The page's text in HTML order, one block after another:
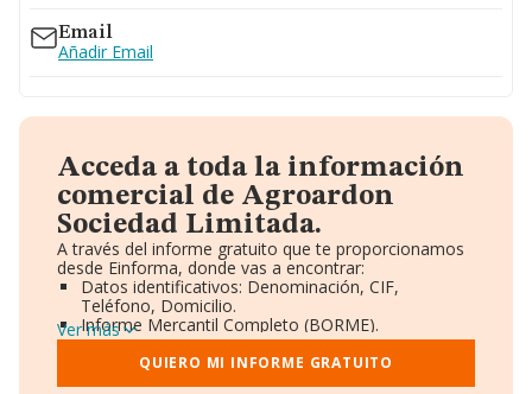
Email
Añadir Email
Acceda a toda la información
comercial de Agroardon
Sociedad Limitada.
A través del informe gratuito que te proporcionamos
desde Einforma, donde vas a encontrar:
Datos identificativos: Denominación, CIF,
Teléfono, Domicilio.
Informe Mercantil Completo (BORME).
Gráficos de Evolución Ventas y Empleados.
Consejo de Administración y Administradores.
Directivos y Ejecutivos.
Ver más
QUIERO MI INFORME GRATUITO